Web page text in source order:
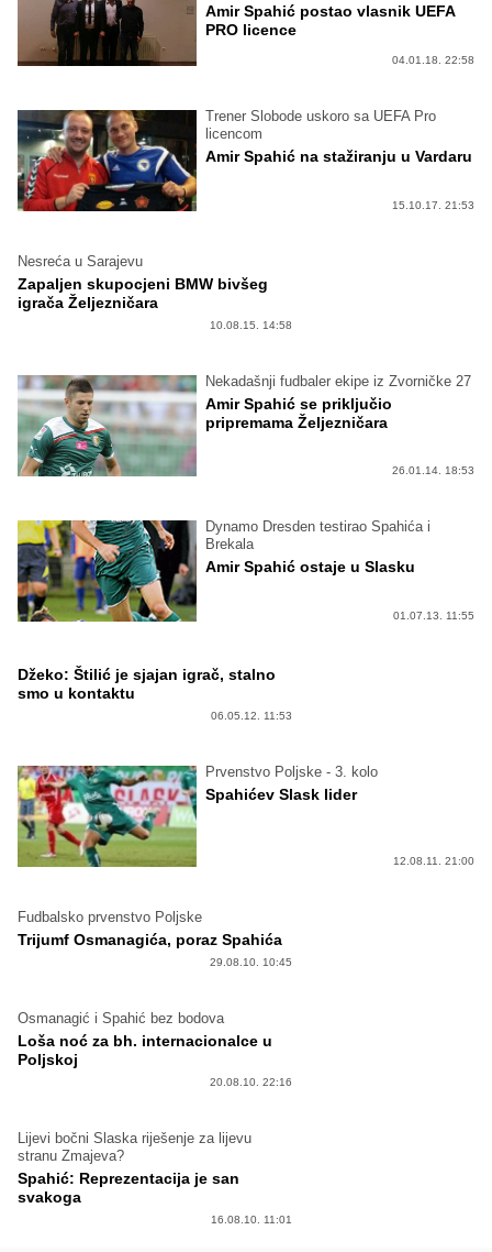
Amir Spahić postao vlasnik UEFA
PRO licence
04.01.18. 22:58
Trener Slobode uskoro sa UEFA Pro
licencom
Amir Spahić na stažiranju u Vardaru
15.10.17. 21:53
Nesreća u Sarajevu
Zapaljen skupocjeni BMW bivšeg
igrača Željezničara
10.08.15. 14:58
Nekadašnji fudbaler ekipe iz Zvorničke 27
Amir Spahić se priključio
pripremama Željezničara
26.01.14. 18:53
Dynamo Dresden testirao Spahića i
Brekala
Amir Spahić ostaje u Slasku
01.07.13. 11:55
Džeko: Štilić je sjajan igrač, stalno
smo u kontaktu
06.05.12. 11:53
Prvenstvo Poljske - 3. kolo
Spahićev Slask lider
12.08.11. 21:00
Fudbalsko prvenstvo Poljske
Trijumf Osmanagića, poraz Spahića
29.08.10. 10:45
Osmanagić i Spahić bez bodova
Loša noć za bh. internacionalce u
Poljskoj
20.08.10. 22:16
Lijevi bočni Slaska riješenje za lijevu
stranu Zmajeva?
Spahić: Reprezentacija je san
svakoga
16.08.10. 11:01